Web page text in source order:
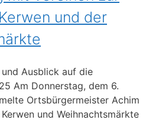
und der
Ausblick auf die
Am Donnerstag, dem 6.
Ortsbürgermeister Achim
und Weihnachtsmärkte